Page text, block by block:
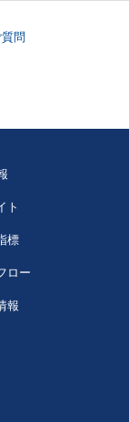
問
ト
標
ロー
報